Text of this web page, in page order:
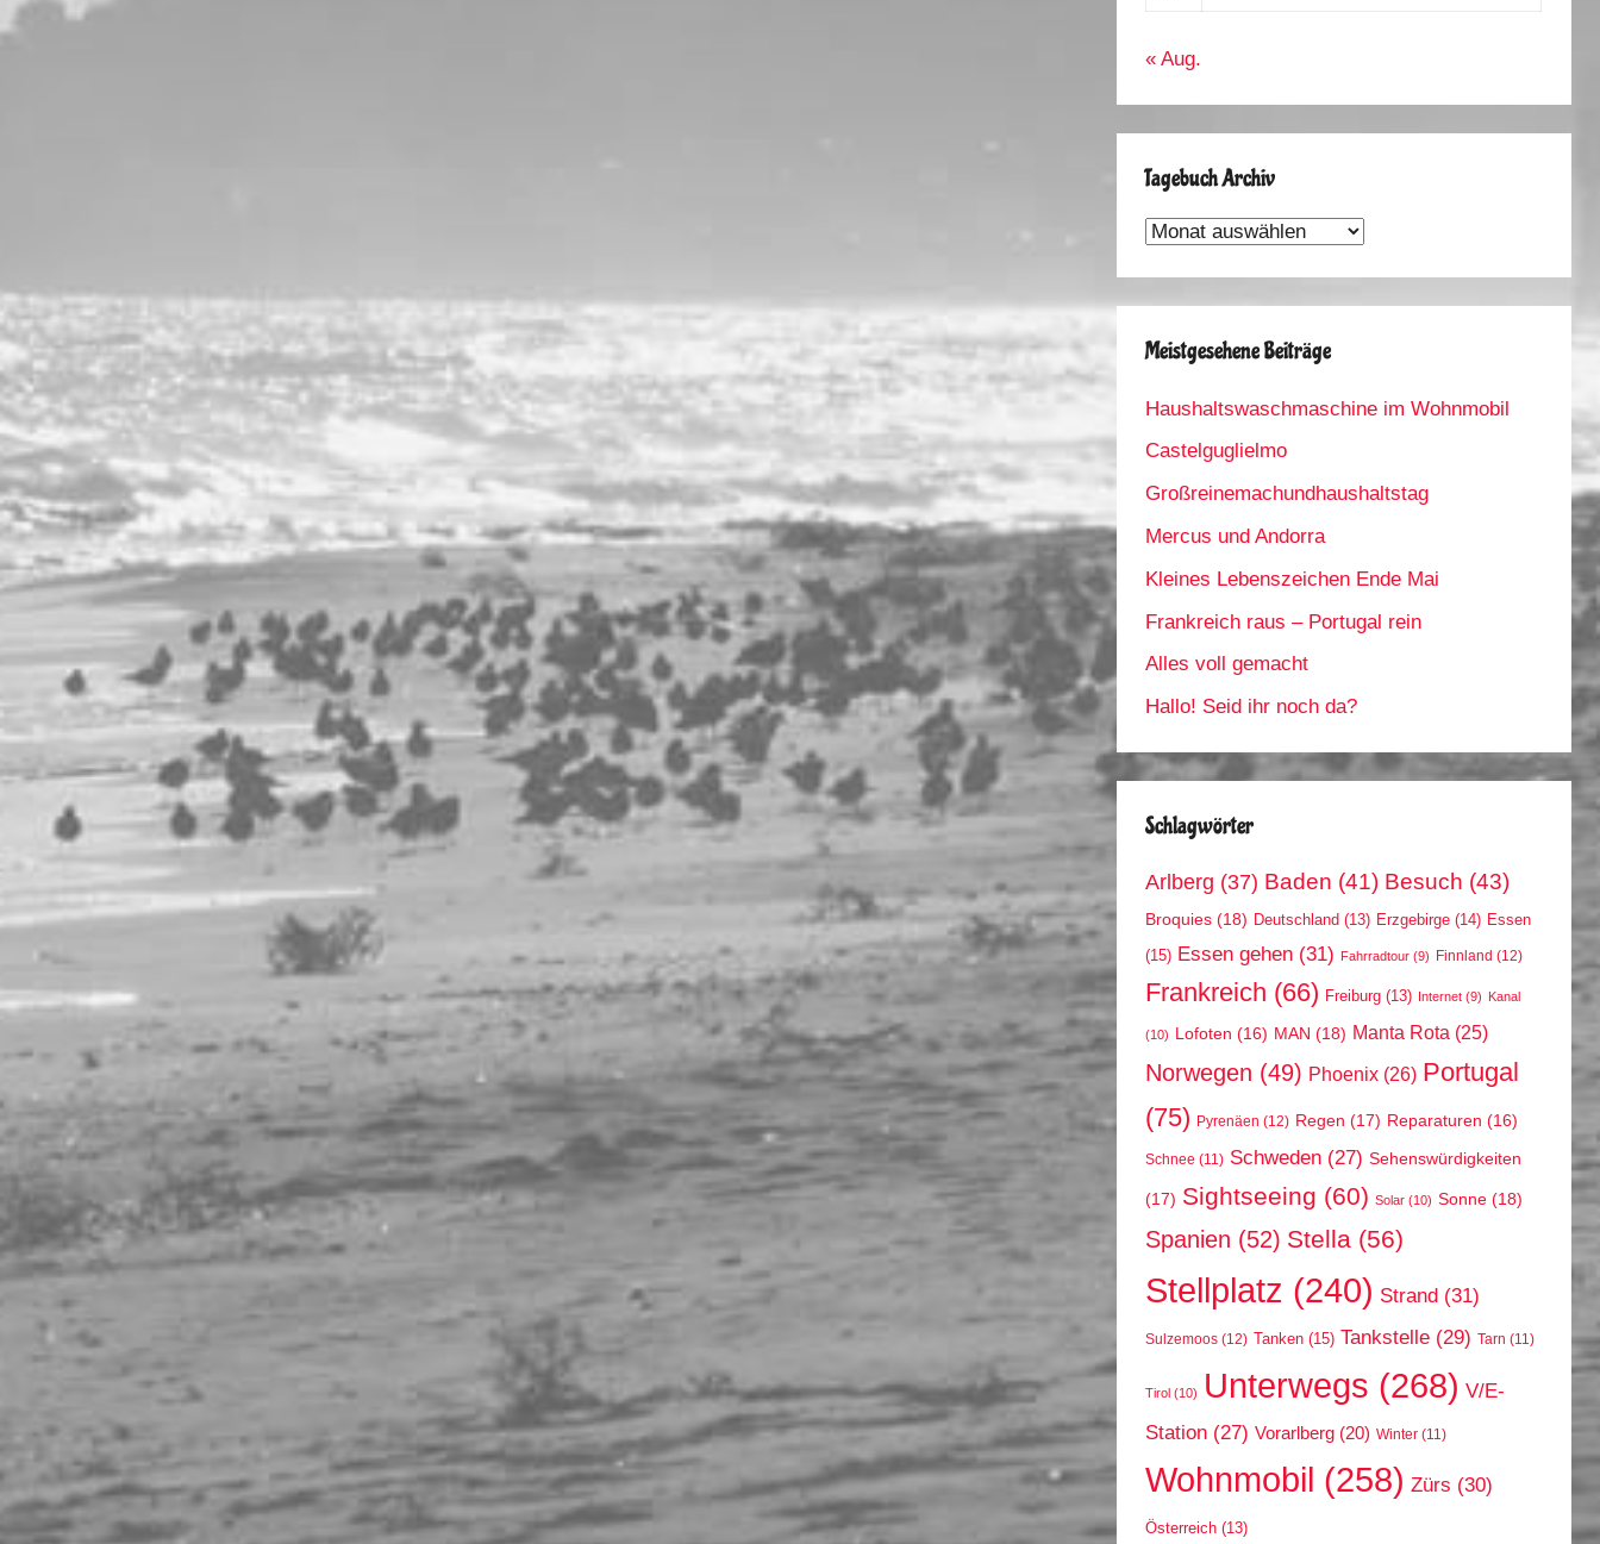
« Aug.
Tagebuch Archiv
Tagebuch
Meistgesehene Beiträge
Haushaltswaschmaschine im Wohnmobil
Castelguglielmo
Großreinemachundhaushaltstag
Mercus und Andorra
Kleines Lebenszeichen Ende Mai
Frankreich raus – Portugal rein
Alles voll gemacht
Hallo! Seid ihr noch da?
Schlagwörter
Arlberg (37) Baden (41) Besuch (43)
Broquies (18) Deutschland (13) Erzgebirge (14) Essen
(15) Essen gehen (31) Fahrradtour (9) Finnland (12)
Frankreich (66) Freiburg (13) Internet (9) Kanal
(10) Lofoten (16) MAN (18) Manta Rota (25)
Norwegen (49) Phoenix (26) Portugal
(75) Pyrenäen (12) Regen (17) Reparaturen (16)
Schnee (11) Schweden (27) Sehenswürdigkeiten
(17) Sightseeing (60) Solar (10) Sonne (18)
Spanien (52) Stella (56)
Stellplatz (240) Strand (31)
Sulzemoos (12) Tanken (15) Tankstelle (29) Tarn (11)
Tirol (10) Unterwegs (268) V/E-
Station (27) Vorarlberg (20) Winter (11)
Wohnmobil (258) Zürs (30)
Österreich (13)